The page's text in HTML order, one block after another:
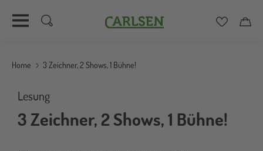
zum
Carlsen
Home 3 Zeichner, 2 Shows, 1 Bühne!
Lesung
3 Zeichner, 2 Shows, 1 Bühne!